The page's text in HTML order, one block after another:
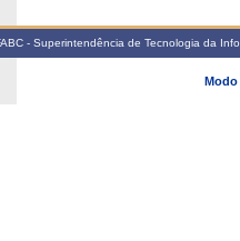
- Superintendência de Tecnologia da
Modo